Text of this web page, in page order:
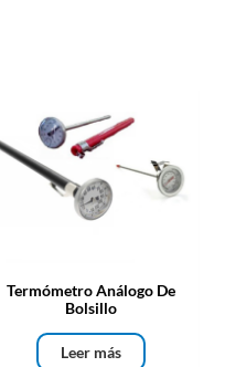
Termómetro Análogo De
Bolsillo
Leer más